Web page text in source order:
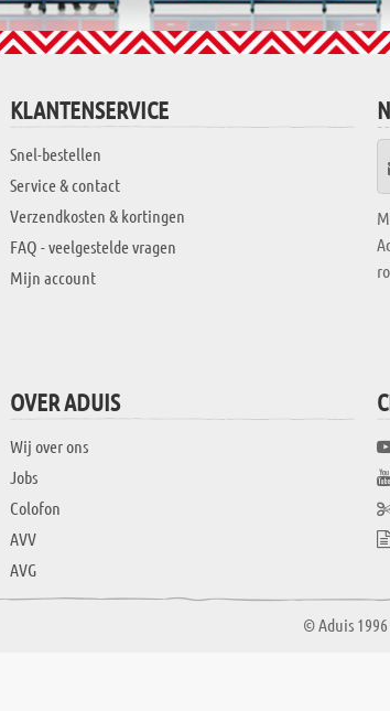
KLANTENSERVICE
Snel-bestellen
Service & contact
Verzendkosten & kortingen
FAQ - veelgestelde vragen
Mijn account
OVER ADUIS
Wij over ons
Jobs
Colofon
AVV
AVG
© Aduis 1996